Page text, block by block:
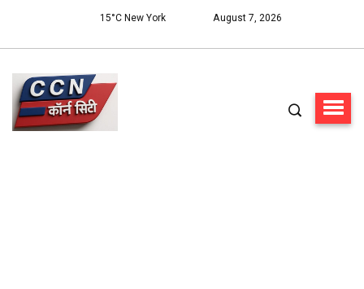
15°C New York August 7, 2026